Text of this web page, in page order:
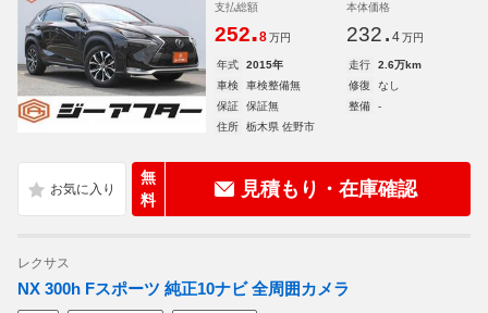
支払総額
252.8 万円
本体価格
232. 4 万円
年式 2015年 走行
2.6万km
車検
車検整備無 修復
なし
保証
保証無 整備
-
住所
栃木県 佐野市
無
料
見積もり・在庫確認
レクサス
NX 300h Fスポーツ 純正10ナビ 全周囲カメラ